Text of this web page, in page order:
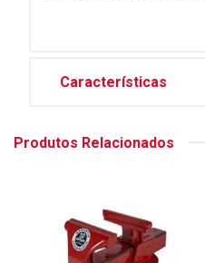
Características
Produtos Relacionados